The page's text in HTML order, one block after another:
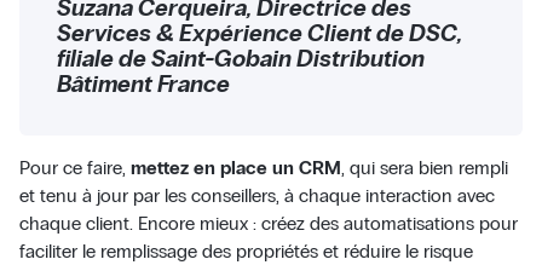
Suzana Cerqueira, Directrice des
Services & Expérience Client de DSC,
filiale de Saint-Gobain Distribution
Bâtiment France
Pour ce faire, mettez en place un CRM, qui sera bien rempli
et tenu à jour par les conseillers, à chaque interaction avec
chaque client. Encore mieux : créez des automatisations pour
faciliter le remplissage des propriétés et réduire le risque